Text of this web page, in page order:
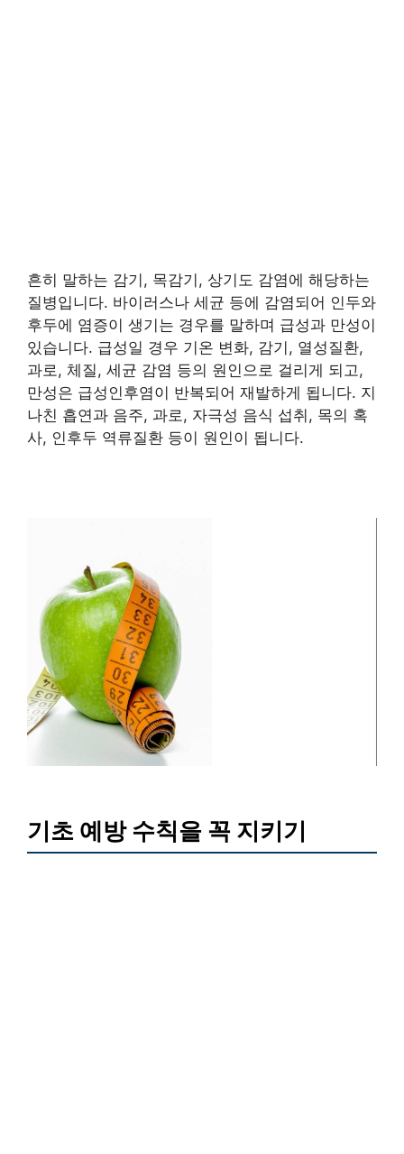
흔히 말하는 감기, 목감기, 상기도 감염에 해당하는
질병입니다. 바이러스나 세균 등에 감염되어 인두와
후두에 염증이 생기는 경우를 말하며 급성과 만성이
있습니다. 급성일 경우 기온 변화, 감기, 열성질환,
과로, 체질, 세균 감염 등의 원인으로 걸리게 되고,
만성은 급성인후염이 반복되어 재발하게 됩니다. 지
나친 흡연과 음주, 과로, 자극성 음식 섭취, 목의 혹
사, 인후두 역류질환 등이 원인이 됩니다.
기초 예방 수칙을 꼭 지키기